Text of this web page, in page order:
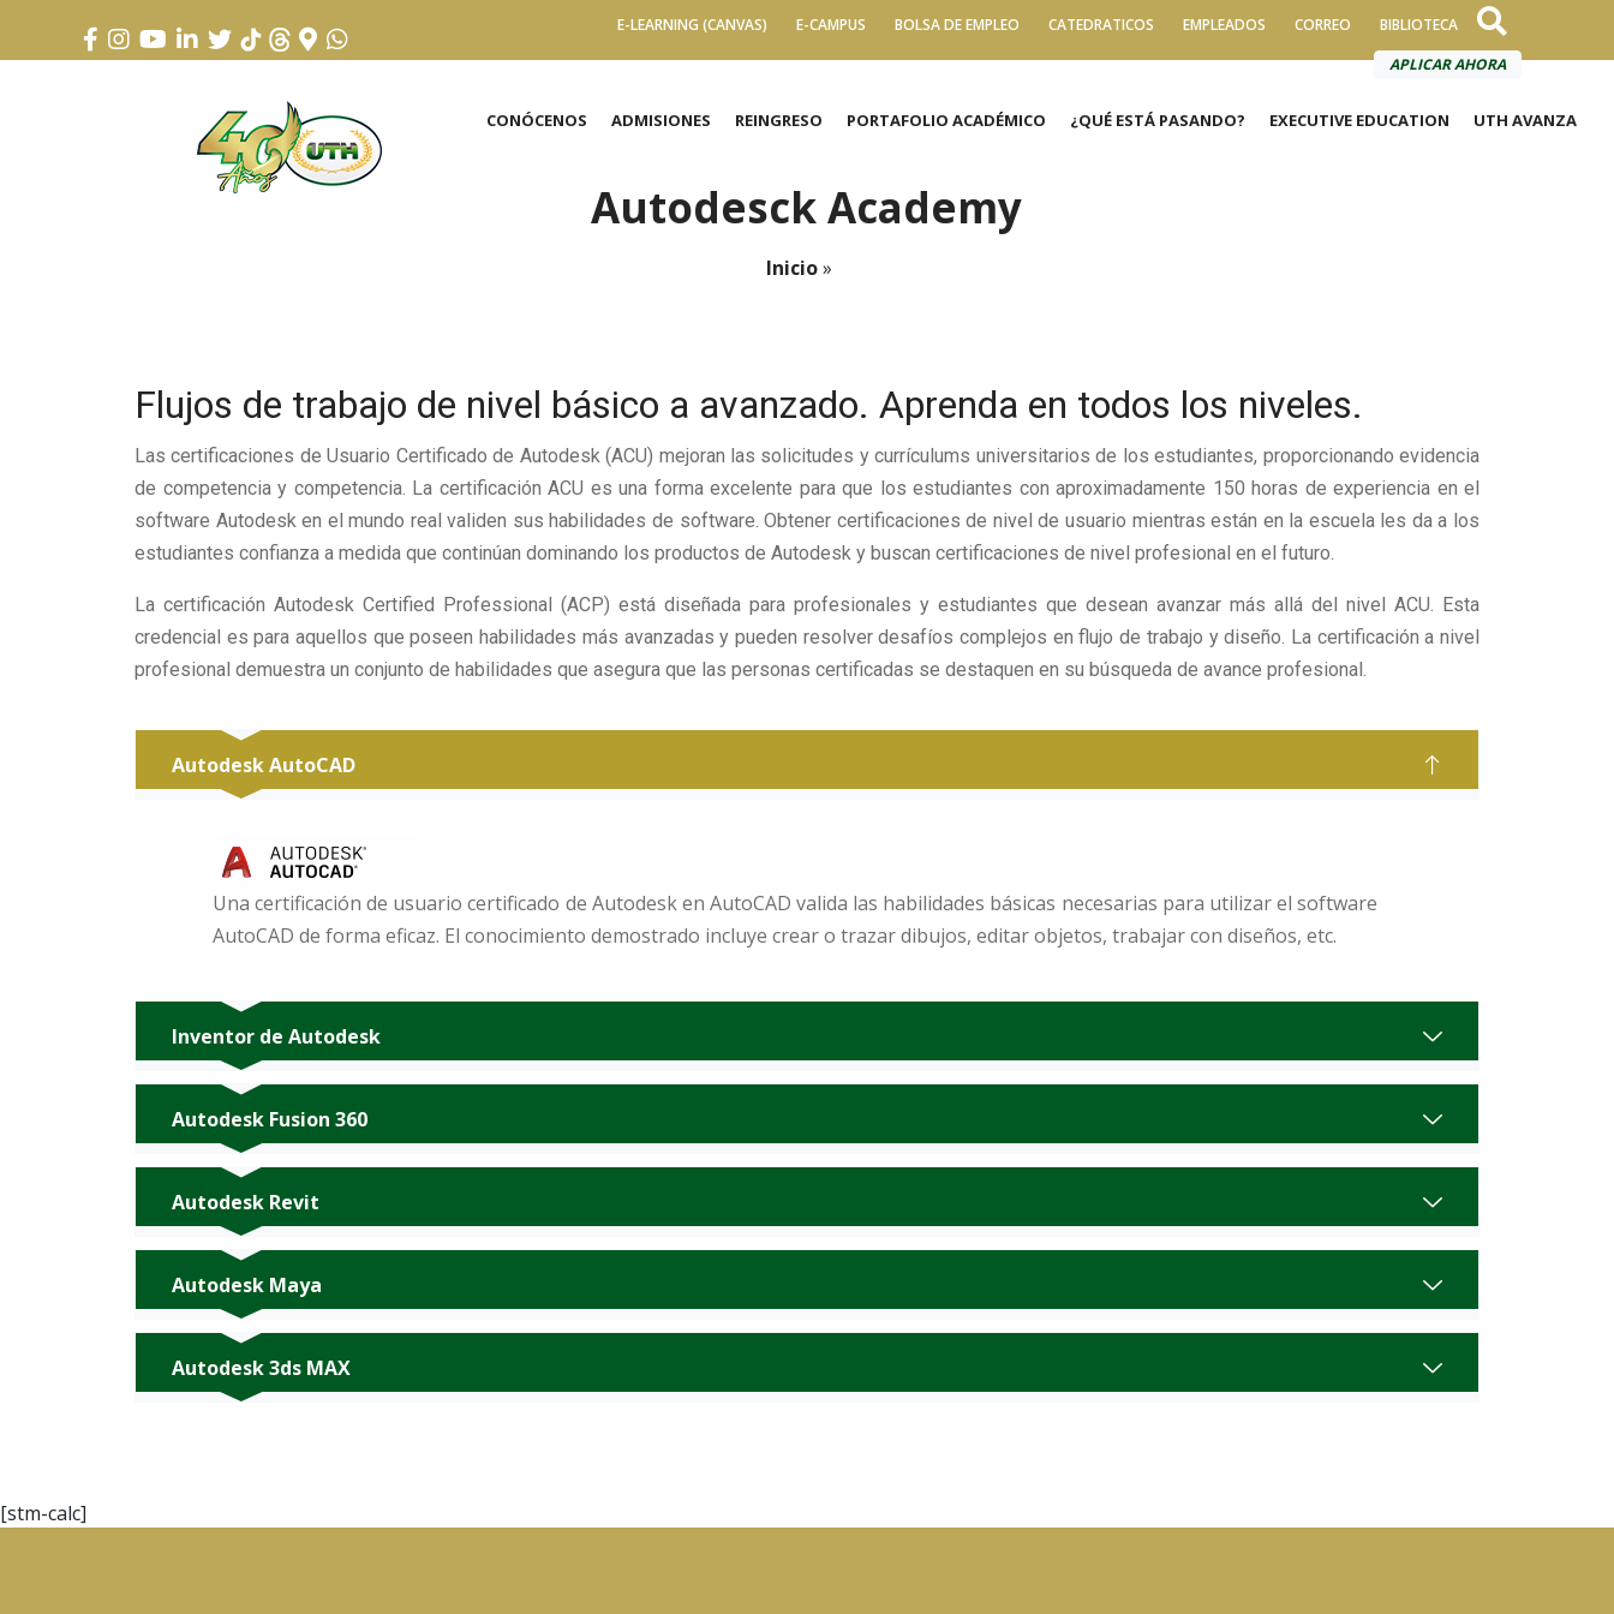
E-LEARNING (CANVAS) E-CAMPUS BOLSA DE EMPLEO CATEDRATICOS EMPLEADOS CORREO
BIBLIOTECA
APLICAR AHORA
CONÓCENOS ADMISIONES REINGRESO PORTAFOLIO ACADÉMICO ¿QUÉ ESTÁ PASANDO? EXECUTIVE EDUCATION UTH AVANZA
Autodesck Academy
Inicio»
Flujos de trabajo de nivel básico a avanzado. Aprenda en todos los niveles.
Las certificaciones de Usuario Certificado de Autodesk (ACU) mejoran las solicitudes y currículums universitarios de los estudiantes, proporcionando evidencia
de competencia y competencia. La certificación ACU es una forma excelente para que los estudiantes con aproximadamente 150 horas de experiencia en el
software Autodesk en el mundo real validen sus habilidades de software. Obtener certificaciones de nivel de usuario mientras están en la escuela les da a los
estudiantes confianza a medida que continúan dominando los productos de Autodesk y buscan certificaciones de nivel profesional en el futuro.
La certificación Autodesk Certified Professional (ACP) está diseñada para profesionales y estudiantes que desean avanzar más allá del nivel ACU. Esta
credencial es para aquellos que poseen habilidades más avanzadas y pueden resolver desafíos complejos en flujo de trabajo y diseño. La certificación a nivel
profesional demuestra un conjunto de habilidades que asegura que las personas certificadas se destaquen en su búsqueda de avance profesional.
Autodesk AutoCAD
Una certificación de usuario certificado de Autodesk en AutoCAD valida las habilidades básicas necesarias para utilizar el software
AutoCAD de forma eficaz. El conocimiento demostrado incluye crear o trazar dibujos, editar objetos, trabajar con diseños, etc.
Inventor de Autodesk
Autodesk Fusion 360
Autodesk Revit
Autodesk Maya
Autodesk 3ds MAX
[stm-calc]